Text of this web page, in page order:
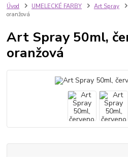
Úvod UMELECKÉ FARBY Art Spray
oranžová
Art Spray 50ml,
oranžová